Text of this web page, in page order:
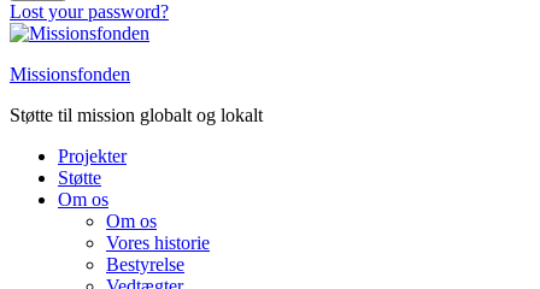
Lost your password?
Missionsfonden
Støtte til mission globalt og lokalt
Projekter
Støtte
Om os
Om os
Vores historie
Bestyrelse